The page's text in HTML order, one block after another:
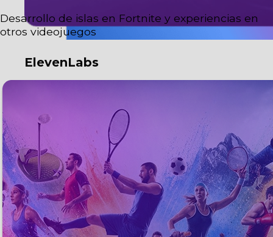
ElevenLabs
Desarrollo de islas en Fortnite y experiencias en
otros videojuegos